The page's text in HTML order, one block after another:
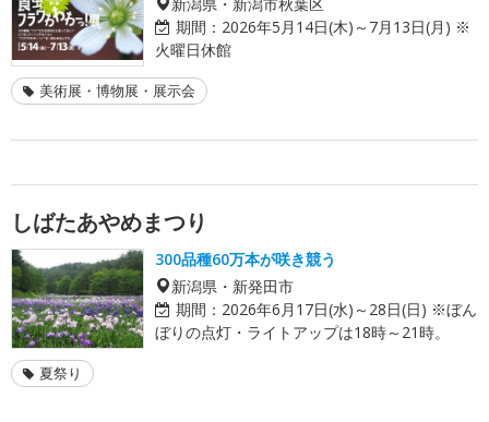
期間： 2026年5月14日(木)～7月13日(月) ※
火曜日休館
美術展・博物展・展示会
しばたあやめまつり
300品種60万本が咲き競う
新潟県・新発田市
期間： 2026年6月17日(水)～28日(日) ※ぼん
ぼりの点灯・ライトアップは18時～21時。
夏祭り